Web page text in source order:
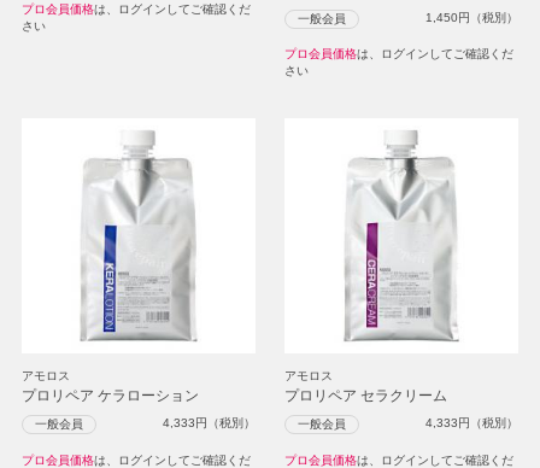
プロ会員価格は、ログインしてご確認くだ
さい
一般会員 1,450円（税別）
プロ会員価格は、ログインしてご確認くだ
さい
アモロス
プロリペア ケラローション
一般会員 4,333円（税別）
プロ会員価格は、ログインしてご確認くだ
アモロス
プロリペア セラクリーム
一般会員 4,333円（税別）
プロ会員価格は、ログインしてご確認くだ